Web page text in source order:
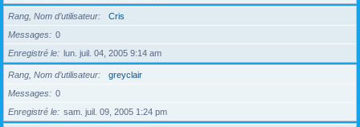
Rang, Nom d’utilisateur
Cris
Messages
0
Enregistré le
lun. juil. 04, 2005 9:14 am
Rang, Nom d’utilisateur
greyclair
Messages
0
Enregistré le
sam. juil. 09, 2005 1:24 pm